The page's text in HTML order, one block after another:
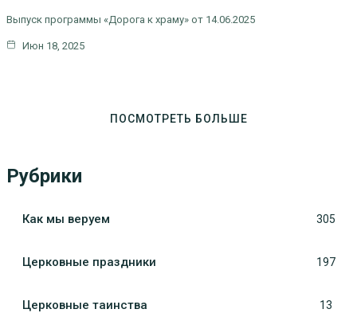
Выпуск программы «Дорога к храму» от 14.06.2025
Июн 18, 2025
ПОСМОТРЕТЬ БОЛЬШЕ
Рубрики
Как мы веруем 305
Церковные праздники 197
Церковные таинства 13